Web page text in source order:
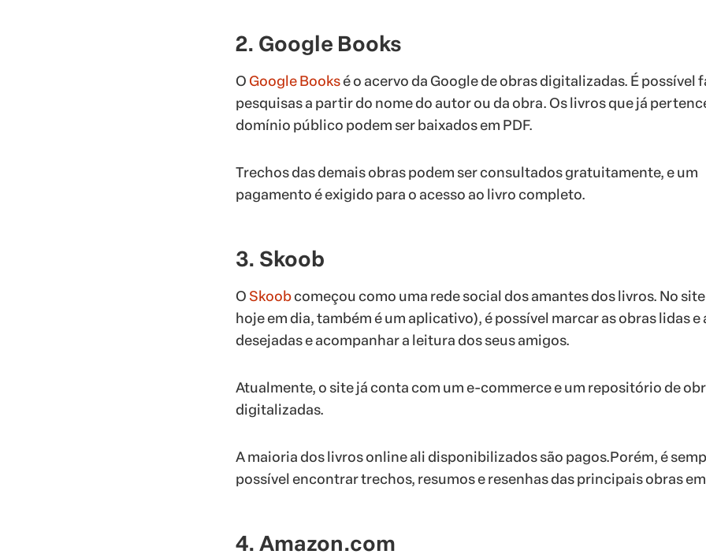
2. Google Books
OGoogle Booksé o acervo da Google de obras digitalizadas. É possível
pesquisas a partir do nome do autor ou da obra. Os livros que já
domínio público podem ser baixados em PDF.
Trechos das demais obras podem ser consultados gratuitamente, e um
pagamento é exigido para o acesso ao livro completo.
3. Skoob
OSkoobcomeçou como uma rede social dos amantes dos livros. No
hoje em dia, também é um aplicativo), é possível marcar as obras lidas e
desejadas e acompanhar a leitura dos seus amigos.
Atualmente, o site já conta com um e-commerce e um repositório de
digitalizadas.
A maioria dos livros online ali disponibilizados são pagos.Porém, é
possível encontrar trechos, resumos e resenhas das principais obras em
4. Amazon.com